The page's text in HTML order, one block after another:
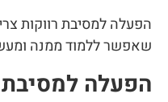
הפעלה למסיבת רווקות
שאפשר ללמוד ממנה
הפעלה למסיבת